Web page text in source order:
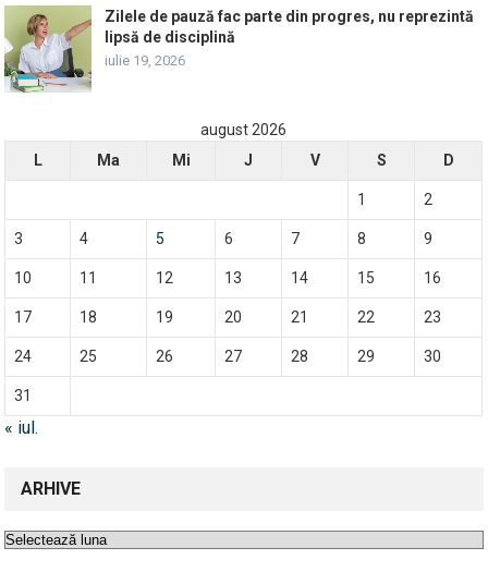
Zilele de pauză fac parte din progres, nu reprezintă
lipsă de disciplină
iulie 19, 2026
august 2026
L
Ma Mi J V S D
1 2
3 4 5 6 7 8 9
10 11 12 13 14 15 16
17 18 19 20 21 22 23
24 25 26 27 28 29 30
31
« iul.
ARHIVE
Arhive